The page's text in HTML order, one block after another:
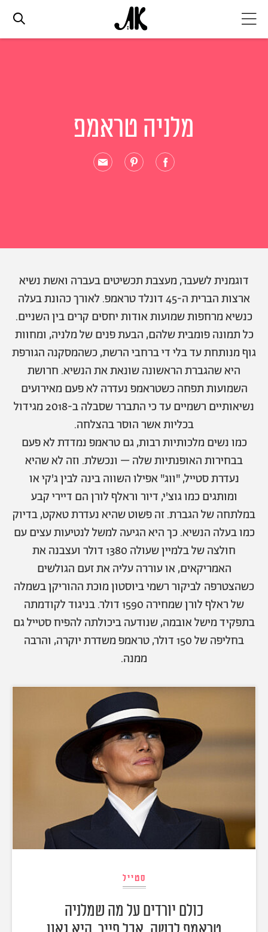
ביוטי
תרבות ופנאי
הפקות אופנה
עיצוב
בריאות
קריירה
יחסים
משפחה
חופש
תוכן מקודם
מי אנחנו
תנאי שימוש
מדיניות פרטיות
הצהרת נגישות
שירות לקוחות למנויים
כתבו לנו
© יובל סיגלר תקשורת בע"מ 2026
Designed, Developed and Powered by RGB Media
מלניה טראמפ
דוגמנית לשעבר, מעצבת תכשיטים בעברה ואשת נשיא
ארצות הברית ה-45 דונלד טראמפ. לאורך כהונת בעלה
כנשיא מרחפות שמועות אודות יחסים קרים בין השניים.
כל תמונה פומבית שלהם, הבעת פנים של מלניה, ומחוות
גוף מנותחת עד בלי די ברחבי הרשת, כשהמסקנה הגורפת
היא שהגברת הראשונה שונאת את הנשיא. חרושת
השמועות תפחה כשטראמפ נעדרה לא פעם מאירועים
נשיאותיים רשמיים עד כי התברר שסבלה ב-2018 מגידול
בכליות אשר הוסר בהצלחה.
כמו נשים מלכותיות רבות, גם טראמפ נמדדת לא פעם
בבחירות האופנתיות שלה – ונכשלת. וזה לא שהיא
נעדרת סטייל, "ווג" אפילו השווה בינה לבין ג'קי או
ומותגים כמו גוצ'י, דיור וראלף לורן הם דיירי קבע
במלתחה של הגברת. זה פשוט שהיא נעדרת טאקט, בדיוק
כמו בעלה הנשיא. כך היא הגיעה למשל לנטיעות עצים עם
חולצה של בלמיין שעולה 1380 דולר ועצבנה את
האמריקאים, או עוררה עליה את זעם הגולשים
כשהצטרפה לביקור רשמי ביוסטון מוכת ההוריקן בשמלה
של ראלף לורן שמחירה 1590 דולר. בניגוד לקודמתה
בתפקיד מישל אובמה, שנודעה ביכולתה להפיח סטייל גם
בחליפה של 150 דולר, טראמפ משדרת יוקרה, והרבה
ממנה.
סטייל
כולם יורדים על מה שמלניה